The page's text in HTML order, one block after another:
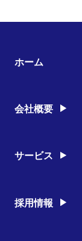
ホーム
会社概要
サービス
採用情報